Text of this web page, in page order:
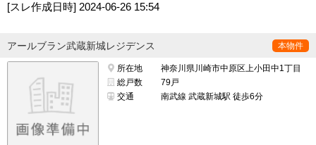
[スレ作成日時] 2024-06-26 15:54
アールブラン武蔵新城レジデンス 本物件
所在地
神奈川県川崎市中原区上小田中1丁目
総戸数
79戸
交通
南武線 武蔵新城駅 徒歩6分